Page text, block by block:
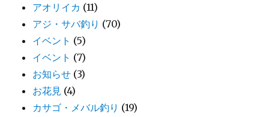
アオリイカ (11)
アジ・サバ釣り (70)
イベント (5)
イベント (7)
お知らせ (3)
お花見 (4)
カサゴ・メバル釣り (19)